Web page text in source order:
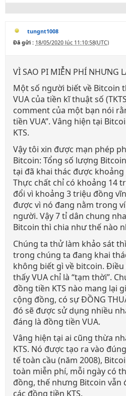
tungnt1008
Đã gửi : 18/05/2020 lúc 11:10:58(UTC)
VÌ SAO PI MIỄN PHÍ NHƯNG
Một số người biết về Bitcoin
VUA của tiền kĩ thuật số
comment của một bạn nói
tiền VUA”. Vâng hiện tại
KTS.
Vậy tôi xin được mạn phép
Bitcoin: Tổng số lượng
tại đã khai thác được
Thực chất chỉ có khoảng 14
đổi vì khoảng 3 triệu đồng
được vì nó đang nằm trong
người. Vậy 7 tỉ dân chung
Bitcoin thì chia như thế nào
Chúng ta thử làm khảo sát
trong chúng ta đang khai
không biết gì về bitcoin.
thấy VUA chỉ là “tạm thời”.
đồng tiền KTS nào mang lại
cộng đồng, có sự ĐỒNG
đó sẽ được sử dụng nhiều
đáng là đồng tiền VUA.
Vâng hiện tại ai cũng thừa
KTS. Nó được tạo ra vào
tế toàn cầu (năm 2008),
toàn miễn phí, mỗi ngày có
đồng, thế nhưng Bitcoin vẫn
các đồng tiền KTS.